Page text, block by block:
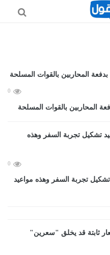
0
المحاربين بالقوات المسلحة
0
تجربة السفر وهذه مواعيد